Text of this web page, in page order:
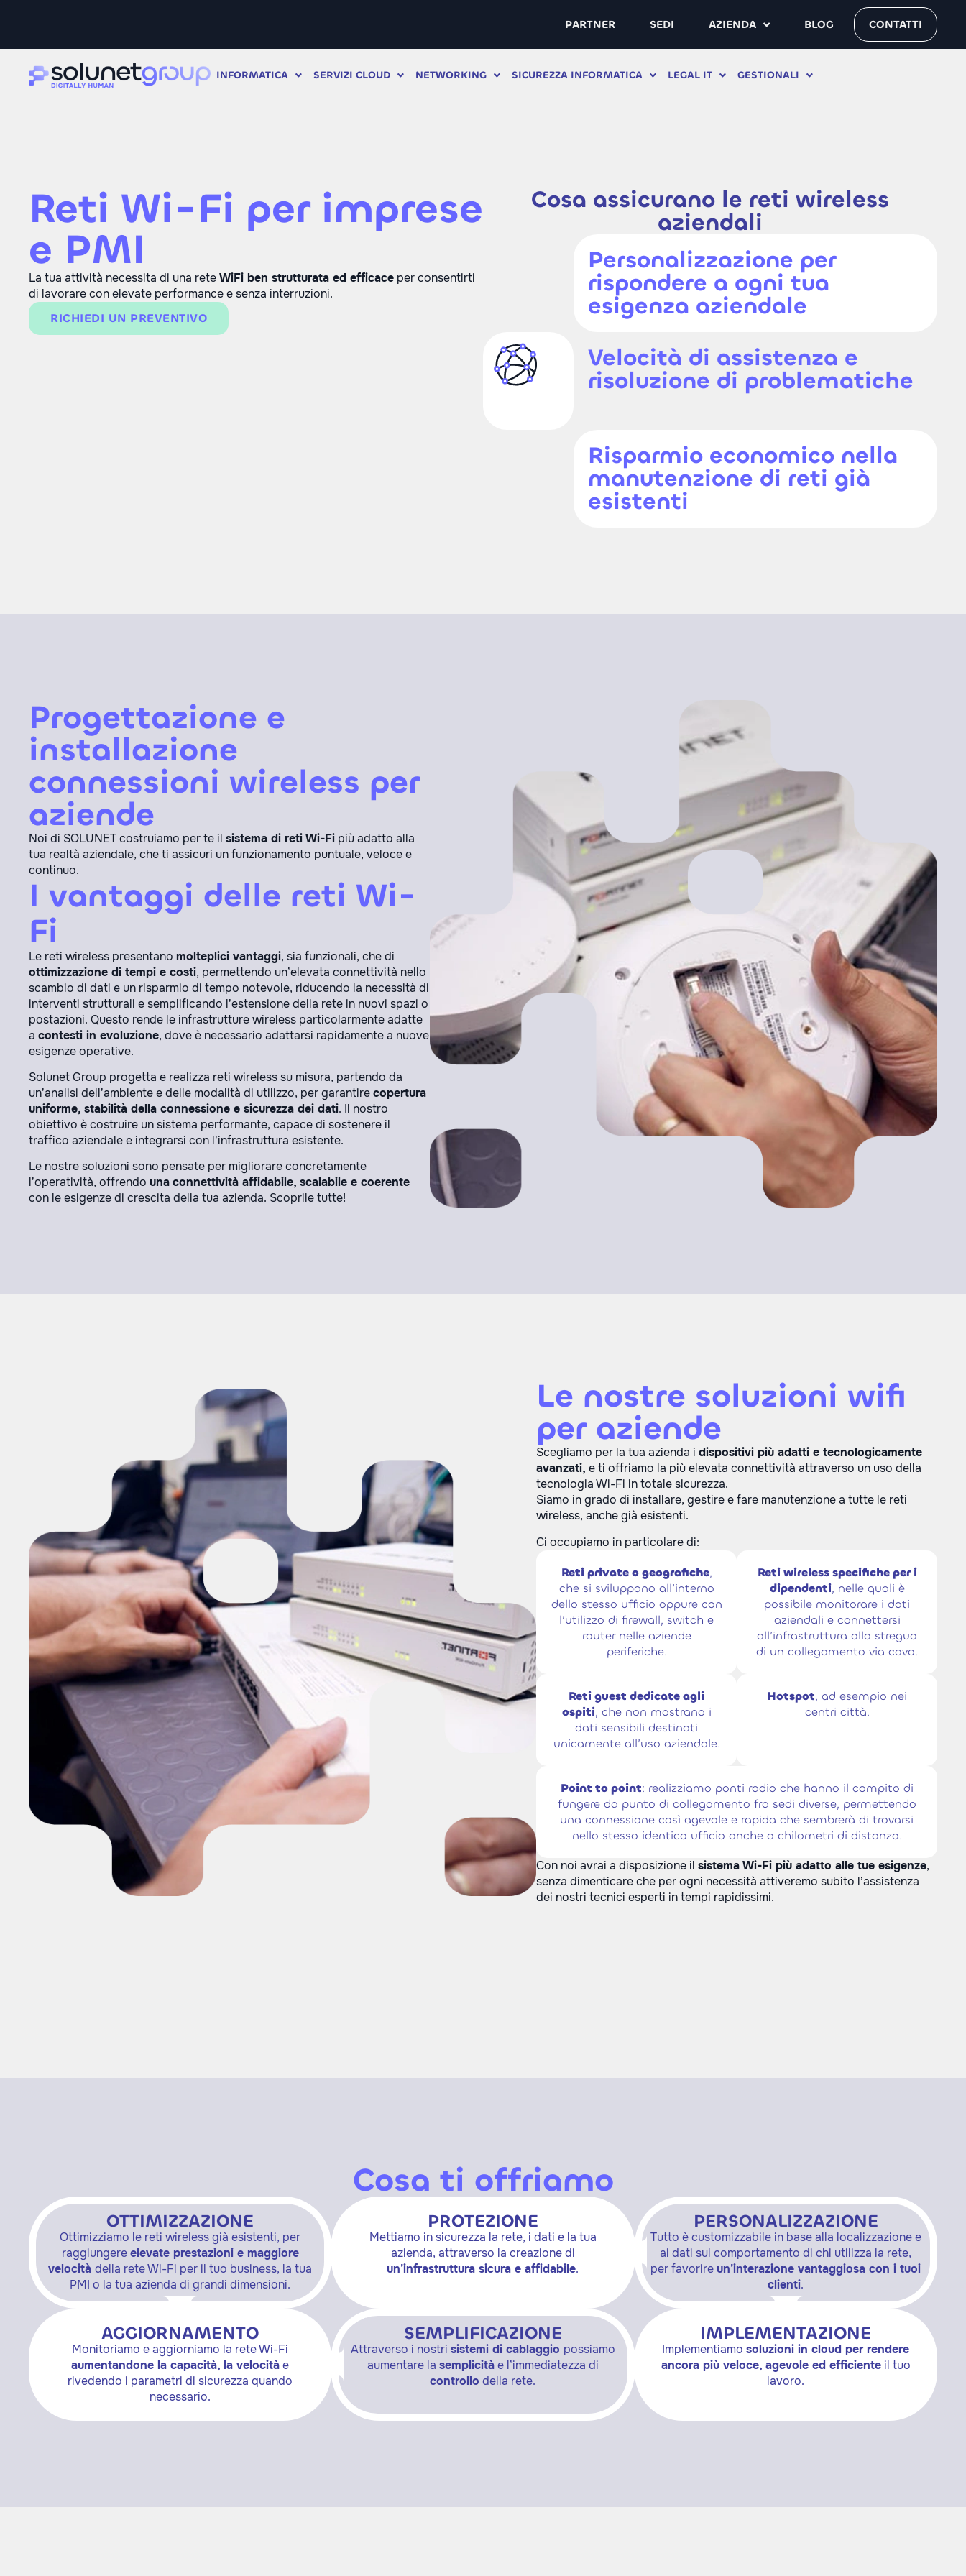
PARTNER SEDI AZIENDA BLOG CONTATTI
INFORMATICA SERVIZI CLOUD NETWORKING SICUREZZA INFORMATICA LEGAL IT GESTIONALI
Reti Wi-Fi per imprese
e PMI
La tua attività necessita di una reteWiFi ben strutturata ed efficace per consentirti
di lavorare con elevate performance e senza interruzioni.
RICHIEDI UN PREVENTIVO
Cosa assicurano le reti wireless
aziendali
Personalizzazione per
rispondere a ogni tua
esigenza aziendale
Velocità di assistenza e
risoluzione di problematiche
Risparmio economico nella
manutenzione di reti già
esistenti
Progettazione e
installazione
connessioni wireless per
aziende
Noi di SOLUNET costruiamo per te il sistema di reti Wi-Fi più adatto alla
tua realtà aziendale, che ti assicuri un funzionamento puntuale, veloce e
continuo.
I vantaggi delle reti Wi-
Fi
Le reti wireless presentano molteplici vantaggi, sia funzionali, che di
ottimizzazione di tempi e costi, permettendo un’elevata connettività nello
scambio di dati e un risparmio di tempo notevole, riducendo la necessità di
interventi strutturali e semplificando l’estensione della rete in nuovi spazi o
postazioni. Questo rende le infrastrutture wireless particolarmente adatte
a contesti in evoluzione, dove è necessario adattarsi rapidamente a nuove
esigenze operative.
Solunet Group progetta e realizza reti wireless su misura, partendo da
un’analisi dell’ambiente e delle modalità di utilizzo, per garantirecopertura
uniforme, stabilità della connessione e sicurezza dei dati. Il nostro
obiettivo è costruire un sistema performante, capace di sostenere il
traffico aziendale e integrarsi con l’infrastruttura esistente.
Le nostre soluzioni sono pensate per migliorare concretamente
l’operatività, offrendo unaconnettività affidabile, scalabile e coerente
con le esigenze di crescita della tua azienda. Scoprile tutte!
Le nostre soluzioni wifi
per aziende
Scegliamo per la tua azienda idispositivi più adatti e tecnologicamente
avanzati,e ti offriamo la più elevata connettività attraverso un uso della
tecnologia Wi-Fi in totale sicurezza.
Siamo in grado di installare, gestire e fare manutenzione a tutte le reti
wireless, anche già esistenti.
Ci occupiamo in particolare di:
Reti private o geografiche,
che si sviluppano all’interno
dello stesso ufficio oppure con
l’utilizzo di firewall, switch e
router nelle aziende
periferiche.
Reti wireless specifiche per i
dipendenti, nelle quali è
possibile monitorare i dati
aziendali e connettersi
all’infrastruttura alla stregua
di un collegamento via cavo.
Reti guest dedicate agli
ospiti, che non mostrano i
dati sensibili destinati
unicamente all’uso aziendale.
Hotspot, ad esempio nei
centri città.
Point to point: realizziamo ponti radio che hanno il compito di
fungere da punto di collegamento fra sedi diverse, permettendo
una connessione così agevole e rapida che sembrerà di trovarsi
nello stesso identico ufficio anche a chilometri di distanza.
Con noi avrai a disposizione ilsistema Wi-Fi più adatto alle tue esigenze,
senza dimenticare che per ogni necessità attiveremo subito l’assistenza
dei nostri tecnici esperti in tempi rapidissimi.
Cosa ti offriamo
OTTIMIZZAZIONE
Ottimizziamo le reti wireless già esistenti, per
raggiungereelevate prestazioni e maggiore
velocitàdella rete Wi-Fi per il tuo business, la tua
PMI o la tua azienda di grandi dimensioni.
PROTEZIONE
Mettiamo in sicurezza la rete, i dati e la tua
azienda, attraverso la creazione di
un’infrastruttura sicura e affidabile.
PERSONALIZZAZIONE
Tutto è customizzabile in base alla localizzazione e
ai dati sul comportamento di chi utilizza la rete,
per favorireun’interazione vantaggiosa con i tuoi
clienti.
AGGIORNAMENTO
Monitoriamo e aggiorniamo la rete Wi-Fi
aumentandone la capacità, la velocitàe
rivedendo i parametri di sicurezza quando
necessario.
SEMPLIFICAZIONE
Attraverso i nostri sistemi di cablaggio possiamo
aumentare la semplicitàe l’immediatezza di
controllo della rete.
IMPLEMENTAZIONE
Implementiamosoluzioni in cloud per rendere
ancora più veloce, agevole ed efficienteil tuo
lavoro.